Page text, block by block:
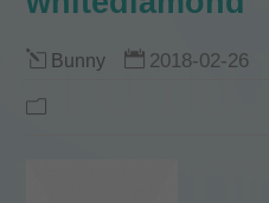
Bunny 2018-02-26